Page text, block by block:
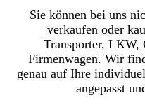
Sie können bei uns
verkaufen oder
Transporter, LKW,
Firmenwagen. Wir
genau auf Ihre
angepasst